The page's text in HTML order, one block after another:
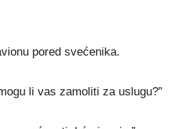
pored svećenika.
li vas zamoliti za uslugu?”